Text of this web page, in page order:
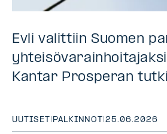
Evli valittiin Suomen
Kantar Prosperan
UUTISET | PALKINNOT |25.06.2026